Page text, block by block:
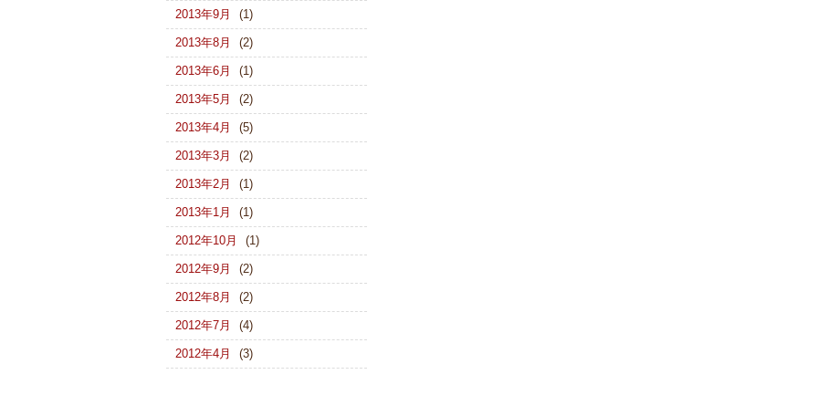
2013年9月 (1)
2013年8月 (2)
2013年6月 (1)
2013年5月 (2)
2013年4月 (5)
2013年3月 (2)
2013年2月 (1)
2013年1月 (1)
2012年10月 (1)
2012年9月 (2)
2012年8月 (2)
2012年7月 (4)
2012年4月 (3)